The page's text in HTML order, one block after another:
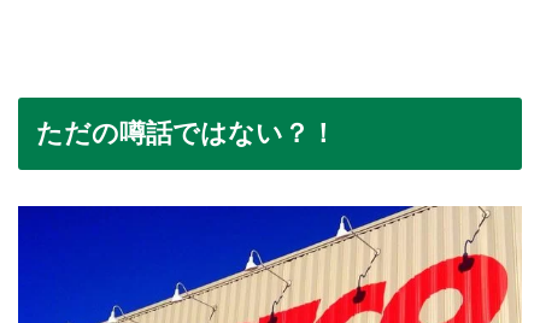
ただの噂話ではない？！